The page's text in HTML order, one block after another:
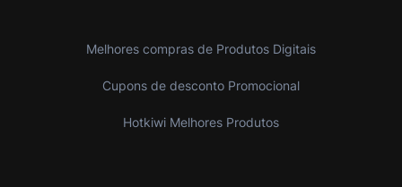
Melhores compras de Produtos Digitais
Cupons de desconto Promocional
Hotkiwi Melhores Produtos